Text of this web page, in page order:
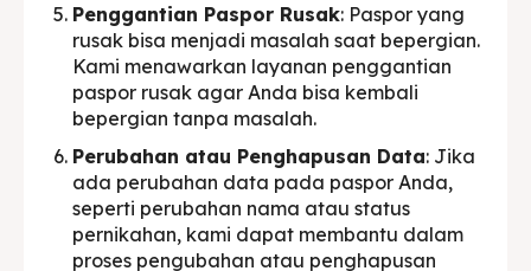
Penggantian Paspor Rusak: Paspor yang
rusak bisa menjadi masalah saat bepergian.
Kami menawarkan layanan penggantian
paspor rusak agar Anda bisa kembali
bepergian tanpa masalah.
Perubahan atau Penghapusan Data: Jika
ada perubahan data pada paspor Anda,
seperti perubahan nama atau status
pernikahan, kami dapat membantu dalam
proses pengubahan atau penghapusan